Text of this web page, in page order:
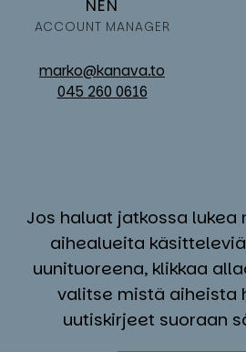
NEN
AC­COUNT MA­NA­GER
marko@kanava.to
045 260 0616
Jos haluat jatkossa lukea
aihealueita
uunituoreena, klikkaa
valitse mistä aiheista
uutiskirjeet suoraan